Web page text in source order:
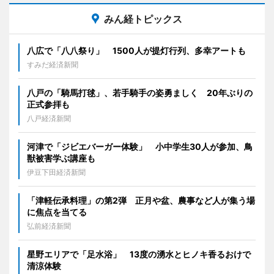
みん経トピックス
八広で「八八祭り」 1500人が提灯行列、多幸アートも
すみだ経済新聞
八戸の「騎馬打毬」、若手騎手の姿勇ましく 20年ぶりの
正式参拝も
八戸経済新聞
河津で「ジビエバーガー体験」 小中学生30人が参加、鳥
獣被害学ぶ講座も
伊豆下田経済新聞
「津軽伝承料理」の第2弾 正月や盆、農事など人が集う場
に焦点を当てる
弘前経済新聞
星野エリアで「足水浴」 13度の湧水とヒノキ香るおけで
清涼体験